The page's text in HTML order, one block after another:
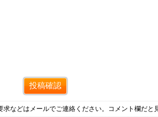
などはメールでご連絡ください。コメント欄だと